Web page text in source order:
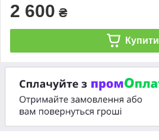
2 600 ₴
Купити